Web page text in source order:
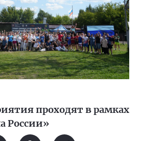
проходят в рамках
России»